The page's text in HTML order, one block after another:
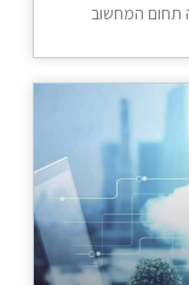
תחום המחשוב